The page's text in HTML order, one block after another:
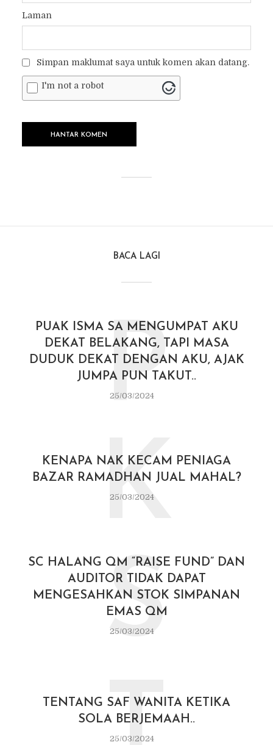
Laman
Simpan maklumat saya untuk komen akan datang.
I'm not a robot
BACA LAGI
PUAK ISMA SA MENGUMPAT AKU
DEKAT BELAKANG, TAPI MASA
DUDUK DEKAT DENGAN AKU, AJAK
JUMPA PUN TAKUT..
25/03/2024
P
KENAPA NAK KECAM PENIAGA
BAZAR RAMADHAN JUAL MAHAL?
25/03/2024
K
SC HALANG QM “RAISE FUND” DAN
AUDITOR TIDAK DAPAT
MENGESAHKAN STOK SIMPANAN
EMAS QM
25/03/2024
S
TENTANG SAF WANITA KETIKA
SOLA BERJEMAAH..
25/03/2024